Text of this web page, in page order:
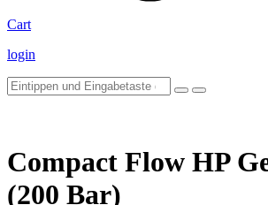
Cart
login
Compact Flow HP
(200 Bar)